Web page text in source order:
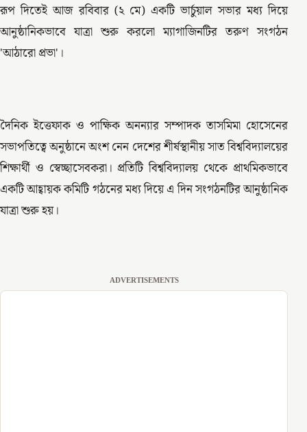
রূপ দিতেই আজ রবিবার (২ মে) একটি ভার্চুয়াল সভার মধ্য দিয়ে
আনুষ্ঠানিকভাবে যাত্রা শুরু করলো ম্যাগাজিনটির তরুণ সংগঠন
'আঠারো প্রভা'।
দৈনিক ইত্তেফাক ও পাক্ষিক অনন্যার সম্পাদক তাসমিমা হোসেনের
সভাপতিত্বে অনুষ্ঠানে অংশ নেন দেশের শীর্ষস্থানীয় সাত বিশ্ববিদ্যালয়ের
শিক্ষার্থী ও স্বেচ্ছাসেবকরা। প্রতিটি বিশ্ববিদ্যালয় থেকে প্রাথমিকভাবে
একটি আহ্বায়ক কমিটি গঠনের মধ্য দিয়ে এ দিন সংগঠনটির আনুষ্ঠানিক
যাত্রা শুরু হয়।
ADVERTISEMENTS